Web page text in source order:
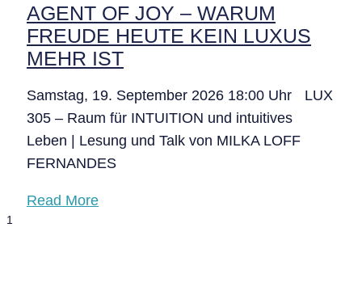
AGENT OF JOY – WARUM
FREUDE HEUTE KEIN LUXUS
MEHR IST
Samstag, 19. September 2026 18:00 Uhr LUX
305 – Raum für INTUITION und intuitives
Leben | Lesung und Talk von MILKA LOFF
FERNANDES
Read More